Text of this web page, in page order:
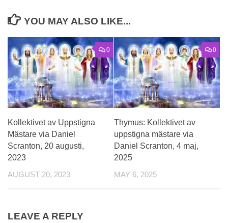
YOU MAY ALSO LIKE...
0
Kollektivet av Uppstigna
Mästare via Daniel
Scranton, 20 augusti,
2023
AUGUST 20, 2023
0
Thymus: Kollektivet av
uppstigna mästare via
Daniel Scranton, 4 maj,
2025
MAY 6, 2025
LEAVE A REPLY